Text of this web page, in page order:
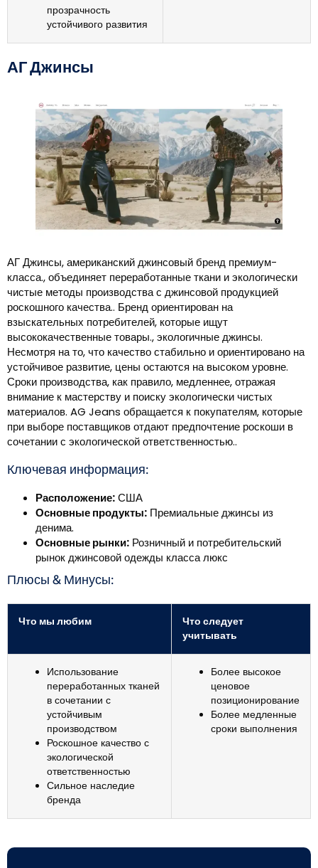
прозрачность
устойчивого развития
АГ Джинсы
АГ Джинсы, американский джинсовый бренд премиум-
класса., объединяет переработанные ткани и экологически
чистые методы производства с джинсовой продукцией
роскошного качества.. Бренд ориентирован на
взыскательных потребителей, которые ищут
высококачественные товары., экологичные джинсы.
Несмотря на то, что качество стабильно и ориентировано на
устойчивое развитие, цены остаются на высоком уровне.
Сроки производства, как правило, медленнее, отражая
внимание к мастерству и поиску экологически чистых
материалов. AG Jeans обращается к покупателям, которые
при выборе поставщиков отдают предпочтение роскоши в
сочетании с экологической ответственностью..
Ключевая информация:
Расположение:США
Основные продукты: Премиальные джинсы из
денима.
Основные рынки: Розничный и потребительский
рынок джинсовой одежды класса люкс
Плюсы & Минусы:
Что мы любим
Что следует
учитывать
Использование
переработанных тканей
в сочетании с
устойчивым
производством
Роскошное качество с
экологической
ответственностью
Сильное наследие
бренда
Более высокое
ценовое
позиционирование
Более медленные
сроки выполнения